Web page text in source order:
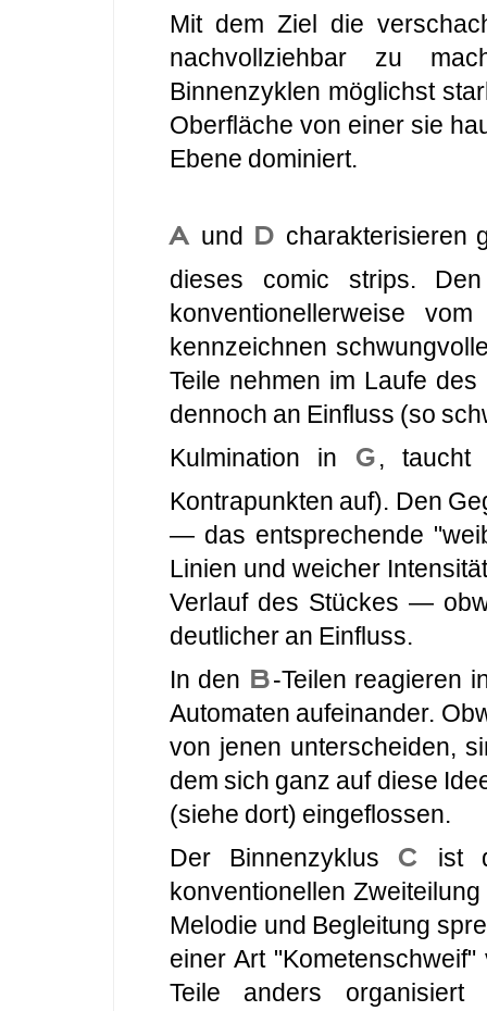
Mit dem Ziel die
nachvollziehbar zu
Binnenzyklen möglichst
Oberfläche von einer sie
Ebene dominiert.
A und D charakterisieren
dieses comic strips.
konventionellerweise
kennzeichnen
Teile nehmen im Laufe
dennoch an Einfluss (so
Kulmination in G, taucht
Kontrapunkten auf). Den
— das entsprechende
Linien und weicher
Verlauf des Stückes —
deutlicher an Einfluss.
In den B-Teilen reagieren
Automaten aufeinander.
von jenen unterscheiden,
dem sich ganz auf diese
(siehe dort) eingeflossen.
Der Binnenzyklus C
ist
konventionellen
Melodie und Begleitung
einer Art
Teile anders